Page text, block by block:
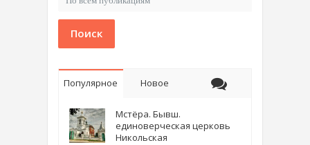
Поиск
Популярное Новое
Мстёра. Бывш.
единоверческая церковь
Никольская